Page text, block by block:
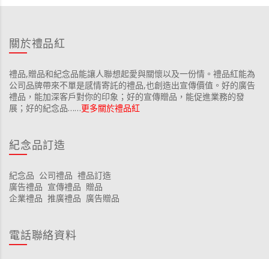
關於禮品紅
禮品,贈品和紀念品能讓人聯想起愛與關懷以及一份情。禮品紅能為
公司品牌帶來不單是感情寄託的禮品,也創造出宣傳價值。好的廣告
禮品，能加深客戶對你的印象；好的宣傳贈品，能促進業務的發
展；好的紀念品……更多關於禮品紅
紀念品訂造
紀念品 公司禮品 禮品訂造
廣告禮品 宣傳禮品 贈品
企業禮品 推廣禮品 廣告贈品
電話聯絡資料